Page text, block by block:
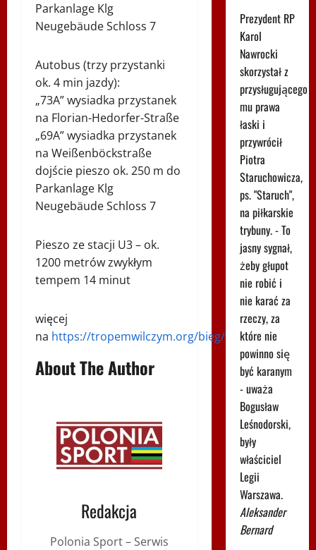
Parkanlage Klg
Neugebäude Schloss 7
Autobus (trzy przystanki
ok. 4 min jazdy):
„73A” wysiadka przystanek
na Florian-Hedorfer-Straße
„69A” wysiadka przystanek
na Weißenböckstraße
dojście pieszo ok. 250 m do
Parkanlage Klg
Neugebäude Schloss 7
Pieszo ze stacji U3 – ok.
1200 metrów zwykłym
tempem 14 minut
więcej
na https://tropemwilczym.org/bieg/wieden/
About The Author
Redakcja
Polonia Sport – Serwis
Prezydent RP
Karol
Nawrocki
skorzystał z
przysługującego
mu prawa
łaski i
przywrócił
Piotra
Staruchowicza,
ps. "Staruch",
na piłkarskie
trybuny. - To
jasny sygnał,
żeby głupot
nie robić i
nie karać za
rzeczy, za
które nie
powinno się
być karanym
- uważa
Bogusław
Leśnodorski,
były
właściciel
Legii
Warszawa.
Aleksander
Bernard